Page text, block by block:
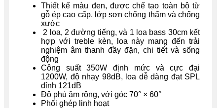
Thiết kế màu đen, được chế tạo toàn bộ từ
gỗ ép cao cấp, lớp sơn chống thấm và chống
xước
2 loa, 2 đường tiếng, và 1 loa bass 30cm kết
hợp với treble kèn, loa này mang đến trải
nghiệm âm thanh đầy đặn, chi tiết và sống
động
Công suất 350W định mức và cực đại
1200W, độ nhạy 98dB, loa dễ dàng đạt SPL
đỉnh 121dB
Độ phủ âm rộng, với góc 70° × 60°
Phối ghép linh hoạt